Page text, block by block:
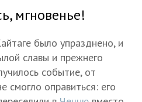
мгновенье!
было упразднено, и
славы и прежнего
событие, от
смогло оправиться: его